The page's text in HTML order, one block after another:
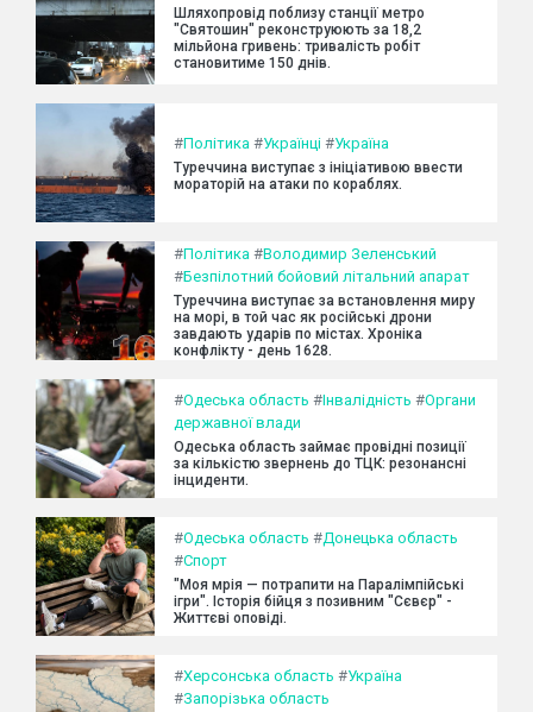
Шляхопровід поблизу станції метро
"Святошин" реконструюють за 18,2
мільйона гривень: тривалість робіт
становитиме 150 днів.
#Політика #Українці #Україна
Туреччина виступає з ініціативою ввести
мораторій на атаки по кораблях.
#Політика #Володимир Зеленський
#Безпілотний бойовий літальний апарат
Туреччина виступає за встановлення миру
на морі, в той час як російські дрони
завдають ударів по містах. Хроніка
конфлікту - день 1628.
#Одеська область #Інвалідність #Органи
державної влади
Одеська область займає провідні позиції
за кількістю звернень до ТЦК: резонансні
інциденти.
#Одеська область #Донецька область
#Спорт
"Моя мрія — потрапити на Паралімпійські
ігри". Історія бійця з позивним "Сєвєр" -
Життєві оповіді.
#Херсонська область #Україна
#Запорізька область